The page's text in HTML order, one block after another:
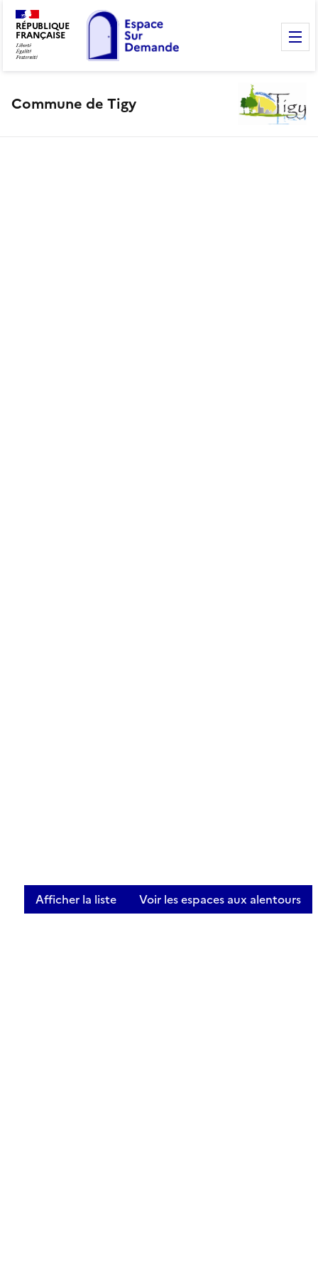
RÉPUBLIQUE
FRANÇAISE
Commune de Tigy
Afficher la liste Voir les espaces aux alentours